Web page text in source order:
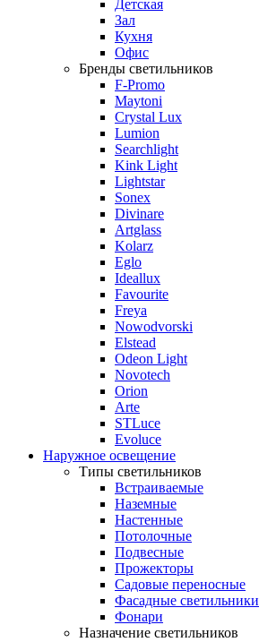
Детская
Зал
Кухня
Офис
Бренды светильников
F-Promo
Maytoni
Crystal Lux
Lumion
Searchlight
Kink Light
Lightstar
Sonex
Divinare
Artglass
Kolarz
Eglo
Ideallux
Favourite
Freya
Nowodvorski
Elstead
Odeon Light
Novotech
Orion
Arte
STLuce
Evoluce
Наружное освещение
Типы светильников
Встраиваемые
Наземные
Настенные
Потолочные
Подвесные
Прожекторы
Садовые переносные
Фасадные светильники
Фонари
Назначение светильников